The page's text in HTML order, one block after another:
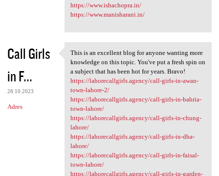
https://www.ishachopra.in/
https://www.manisharani.in/
Call Girls
in F...
28.10.2023
Adres
This is an excellent blog for
This is an excellent blog for anyone wanting more
knowledge on this topic. You've put a fresh spin on
a subject that has been hot for years. Bravo!
https://lahorecallgirls.agency/call-girls-in-awan-
town-lahore-2/
https://lahorecallgirls.agency/call-girls-in-bahria-
town-lahore/
https://lahorecallgirls.agency/call-girls-in-chung-
lahore/
https://lahorecallgirls.agency/call-girls-in-dha-
lahore/
https://lahorecallgirls.agency/call-girls-in-faisal-
town-lahore/
https://lahorecallgirls.agency/call-girls-in-garden-